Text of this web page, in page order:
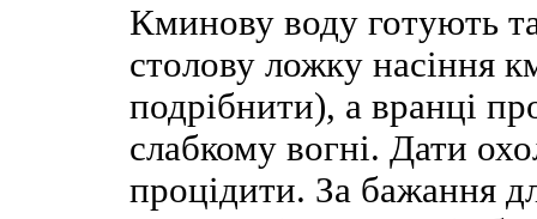
Кминову воду готують
столову ложку насіння
подрібнити), а вранці
слабкому вогні. Дати
процідити. За бажання